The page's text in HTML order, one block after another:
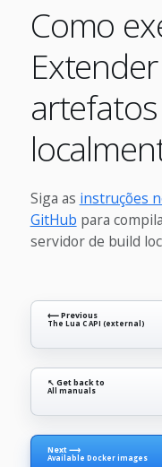
Como
Siga as instruções
GitHub para
servidor de build
⟵ Previous
The Lua C API (external)
↖ Get back to
All manuals
Next ⟶
Available Docker images